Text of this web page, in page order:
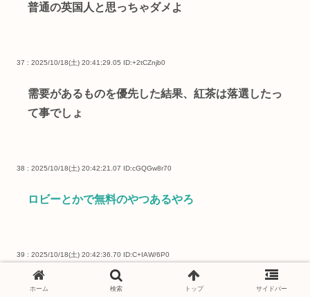
普通の英国人と思っちゃダメよ
37 : 2025/10/18(土) 20:41:29.05 ID:+2tCZnjb0
需要があるものを優先した結果、紅茶は落選したっ
て事でしょ
38 : 2025/10/18(土) 20:42:21.07 ID:cGQGw8r70
ロビーとかで無料のやつあるやろ
39 : 2025/10/18(土) 20:42:36.70 ID:C+IAW/6P0
朝食会場にある
ホーム 検索 トップ サイドバー